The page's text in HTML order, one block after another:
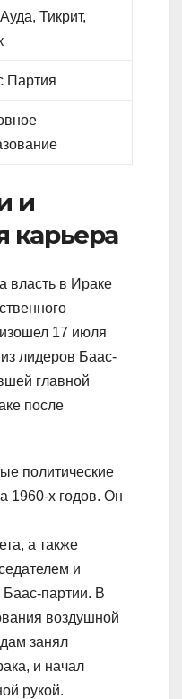
Тикрит,
Партия
и
карьера
власть в Ираке
17 июля
лидеров Баас-
главной
после
политические
1960-х годов. Он
а также
и
партии. В
воздушной
занял
и начал
рукой.